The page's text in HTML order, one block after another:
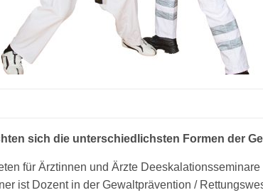
sich die unterschiedlichsten Formen der
für Ärztinnen und Ärzte Deeskalationsseminare
ist Dozent in der Gewaltprävention /